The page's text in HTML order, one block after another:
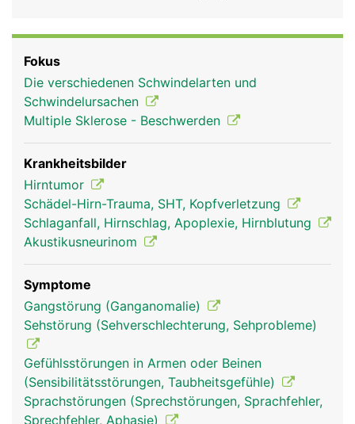
Rubriken
Kleinhirn Frau Kleinhirn Mann
Fokus
Die verschiedenen Schwindelarten und
Schwindelursachen
Multiple Sklerose - Beschwerden
Krankheitsbilder
Hirntumor
Schädel-Hirn-Trauma, SHT, Kopfverletzung
Schlaganfall, Hirnschlag, Apoplexie, Hirnblutung
Akustikusneurinom
Symptome
Gangstörung (Ganganomalie)
Sehstörung (Sehverschlechterung, Sehprobleme)
Gefühlsstörungen in Armen oder Beinen
(Sensibilitätsstörungen, Taubheitsgefühle)
Sprachstörungen (Sprechstörungen, Sprachfehler,
Sprechfehler, Aphasie)